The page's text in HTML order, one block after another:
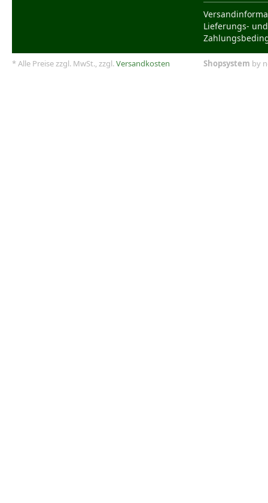
Lieferungs- und
* Alle Preise zzgl. MwSt., zzgl.Versandkosten Shopsystem by